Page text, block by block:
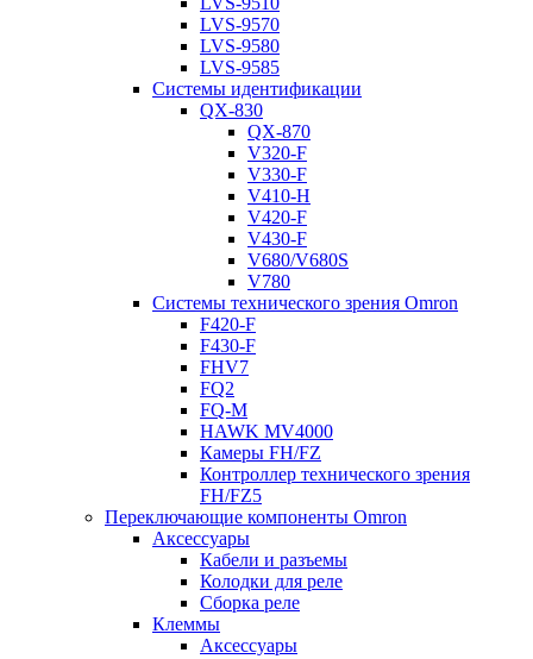
LVS-9570
LVS-9580
LVS-9585
Системы идентификации
QX-830
QX-870
V320-F
V330-F
V410-H
V420-F
V430-F
V680/V680S
V780
Системы технического зрения Omron
F420-F
F430-F
FHV7
FQ2
FQ-M
HAWK MV4000
Камеры FH/FZ
Контроллер технического зрения
FH/FZ5
Переключающие компоненты Omron
Аксессуары
Кабели и разъемы
Колодки для реле
Сборка реле
Клеммы
Аксессуары